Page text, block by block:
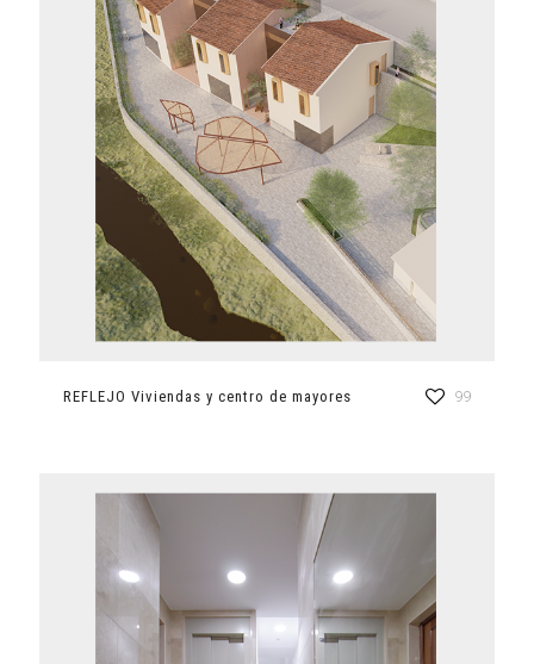
REFLEJO Viviendas y centro de mayores 99